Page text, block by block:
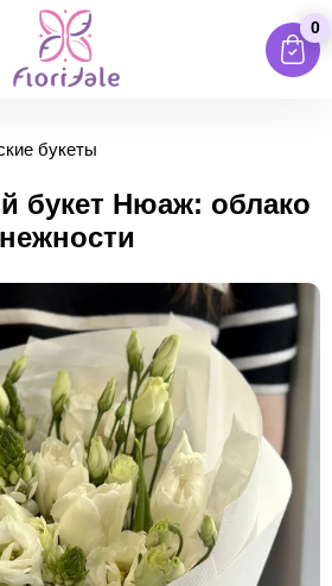
0
букеты
букет Нюаж: облако
нежности